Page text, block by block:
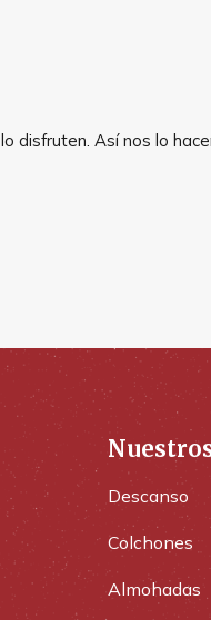
disfruten. Así nos lo
Descanso
Colchones
Almohadas